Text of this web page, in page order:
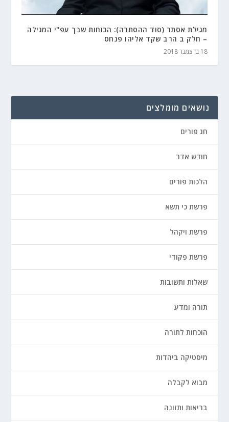
מגילת אסתר (סוד ההסתרה): הכוחות שבך עפ"י המגילה
– חלק ב הרב שקד אליהו פנחס
18 בדצמבר 2018
נושאים מומלצים
חג פורים
חודש אדר
הלכות פורים
פרשת כי תשא
פרשת ויקהל
פרשת פקודי
שאלות ותשובות
תורה ומדע
הוכחות לתורה
מיסטיקה ביהדות
מבוא לקבלה
בריאות ותזונה